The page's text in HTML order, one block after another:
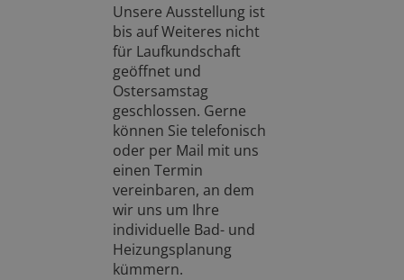
Unsere Ausstellung ist
bis auf Weiteres nicht
für Laufkundschaft
geöffnet und
Ostersamstag
geschlossen. Gerne
können Sie telefonisch
oder per Mail mit uns
einen Termin
vereinbaren, an dem
wir uns um Ihre
individuelle Bad- und
Heizungsplanung
kümmern.